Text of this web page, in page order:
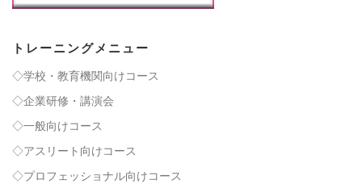
トレーニングメニュー
◇学校・教育機関向けコース
◇企業研修・講演会
◇一般向けコース
◇アスリート向けコース
◇プロフェッショナル向けコース